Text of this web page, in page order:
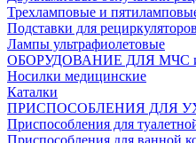
Трехламповые и
Подставки для рециркуляторов
Лампы ультрафиолетовые
ОБОРУДОВАНИЕ ДЛЯ МЧС
Носилки медицинские
Каталки
ПРИСПОСОБЛЕНИЯ ДЛЯ
Приспособления для